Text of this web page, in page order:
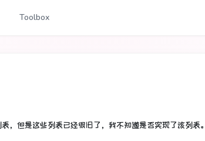
Toolbox
，但是这些列表已经很旧了，我不知道是否实现了该列表。